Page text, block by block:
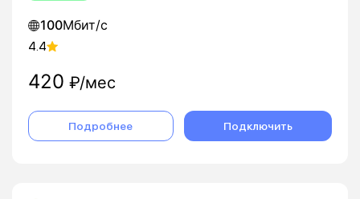
100Мбит/с
4.4
420 ₽/мес
Подробнее Подключить